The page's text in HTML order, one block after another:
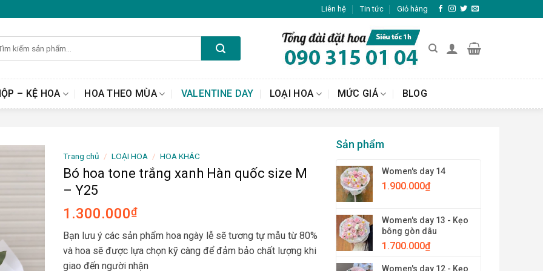
Liên hệ Tin tức Giỏ hàng
– KỆ HOA HOA THEO MÙA VALENTINE DAY LOẠI HOA MỨC GIÁ BLOG
Sản phẩm
Women's day 14
1.900.000₫
Women's day 13 - Kẹo
bông gòn dâu
1.700.000₫
Women's day 12 - Kẹo
Trang chủ / LOẠI HOA / HOA KHÁC
Bó hoa tone trắng xanh Hàn quốc size M
– Y25
1.300.000₫
Bạn lưu ý các sản phẩm hoa ngày lễ sẽ tương tự mẫu từ 80%
và hoa sẽ được lựa chọn kỹ càng để đảm bảo chất lượng khi
giao đến người nhận